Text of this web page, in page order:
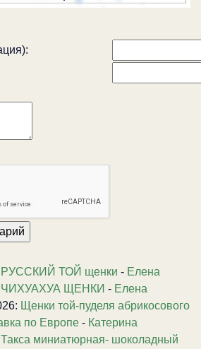
РУССКИЙ ТОЙ щенки - Елена
ЧИХУАХУА ЩЕНКИ - Елена
Щенки той-пуделя абрикосового
по Европе - Катерина
Такса миниатюрная- шоколадный